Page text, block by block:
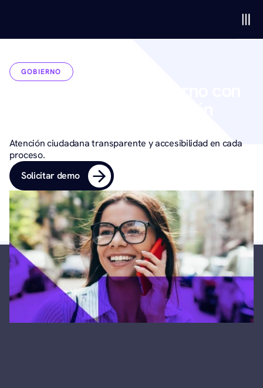
GOBIERNO
Atención ciudadana transparente y accesibilidad en cada
proceso.
Solicitar demo